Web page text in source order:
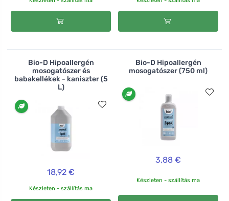
Bio-D Hipoallergén
mosogatószer és
babakellékek - kaniszter (5
L)
18,92 €
Készleten - szállítás ma
Bio-D Hipoallergén
mosogatószer (750 ml)
3,88 €
Készleten - szállítás ma